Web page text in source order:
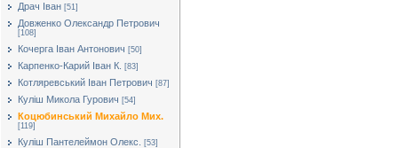
Драч Іван [51]
Довженко Олександр Петрович
[108]
Кочерга Іван Антонович [50]
Карпенко-Карий Іван К. [83]
Котляревський Іван Петрович [87]
Куліш Микола Гурович [54]
Коцюбинський Михайло Мих.
[119]
Куліш Пантелеймон Олекс. [53]